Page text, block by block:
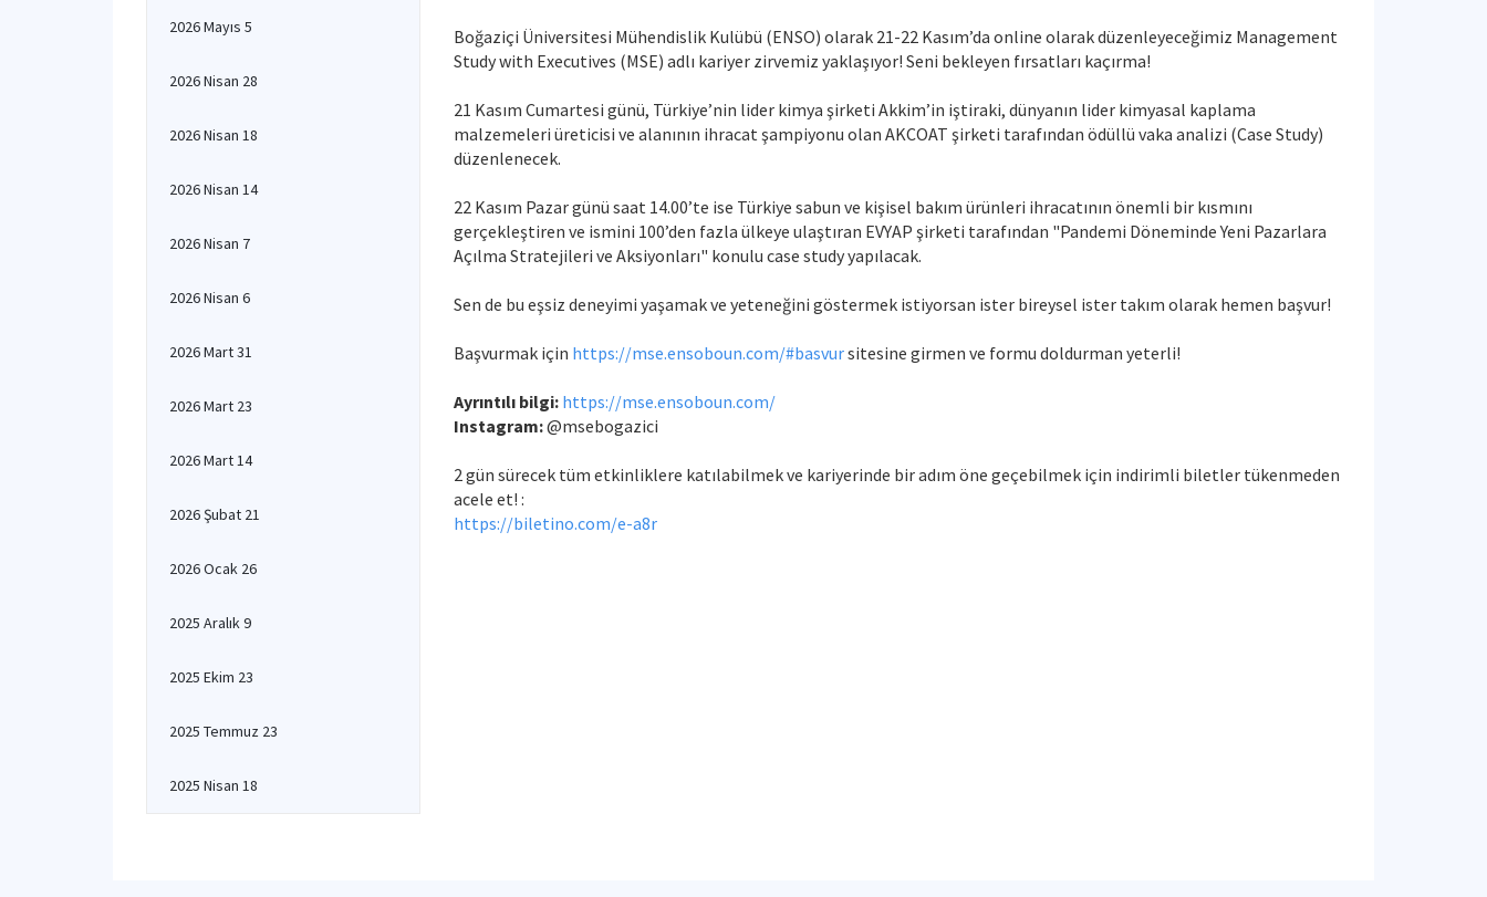
2026 Mayıs 5
2026 Nisan 28
2026 Nisan 18
2026 Nisan 14
2026 Nisan 7
2026 Nisan 6
2026 Mart 31
2026 Mart 23
2026 Mart 14
2026 Şubat 21
2026 Ocak 26
2025 Aralık 9
2025 Ekim 23
2025 Temmuz 23
2025 Nisan 18
Boğaziçi Üniversitesi Mühendislik Kulübü (ENSO) olarak 21-22 Kasım’da online olarak düzenleyeceğimiz Management
Study with Executives (MSE) adlı kariyer zirvemiz yaklaşıyor! Seni bekleyen fırsatları kaçırma!
21 Kasım Cumartesi günü, Türkiye’nin lider kimya şirketi Akkim’in iştiraki, dünyanın lider kimyasal kaplama
malzemeleri üreticisi ve alanının ihracat şampiyonu olan AKCOAT şirketi tarafından ödüllü vaka analizi (Case Study)
düzenlenecek.
22 Kasım Pazar günü saat 14.00’te ise Türkiye sabun ve kişisel bakım ürünleri ihracatının önemli bir kısmını
gerçekleştiren ve ismini 100’den fazla ülkeye ulaştıran EVYAP şirketi tarafından "Pandemi Döneminde Yeni Pazarlara
Açılma Stratejileri ve Aksiyonları" konulu case study yapılacak.
Sen de bu eşsiz deneyimi yaşamak ve yeteneğini göstermek istiyorsan ister bireysel ister takım olarak hemen başvur!
Başvurmak için https://mse.ensoboun.com/#basvursitesine girmen ve formu doldurman yeterli!
Ayrıntılı bilgi: https://mse.ensoboun.com/
Instagram:@msebogazici
2 gün sürecek tüm etkinliklere katılabilmek ve kariyerinde bir adım öne geçebilmek için indirimli biletler tükenmeden
acele et! :
https://biletino.com/e-a8r